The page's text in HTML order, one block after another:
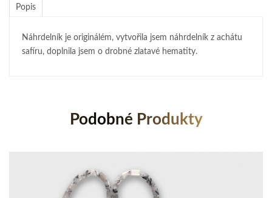
Popis
Náhrdelník je originálém, vytvořila jsem náhrdelník z achátu
safíru, doplnila jsem o drobné zlatavé hematity.
Podobné Produkty